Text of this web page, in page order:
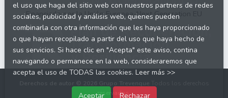
Financiado por la Unión Europea-Next Generation EU
reservados.
el uso que haga del sitio web con nuestros partners de redes
sociales, publicidad y análisis web, quienes pueden
combinarla con otra información que les haya proporcionado
o que hayan recopilado a partir del uso que haya hecho de
sus servicios. Si hace clic en "Acepta" este aviso, contina
navegando o permanece en la web, consideraremos que
acepta el uso de TODAS las cookies. Leer más >>
Aceptar Rechazar